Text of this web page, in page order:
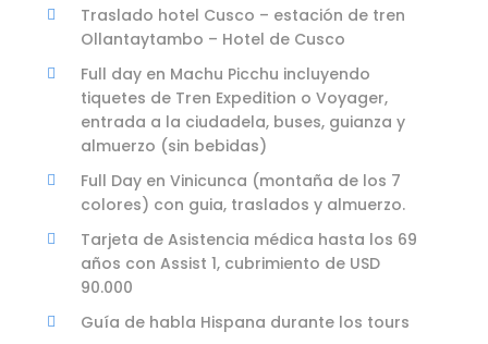
Traslado hotel Cusco – estación de tren
Ollantaytambo – Hotel de Cusco
Full day en Machu Picchu incluyendo
tiquetes de Tren Expedition o Voyager,
entrada a la ciudadela, buses, guianza y
almuerzo (sin bebidas)
Full Day en Vinicunca (montaña de los 7
colores) con guia, traslados y almuerzo.
Tarjeta de Asistencia médica hasta los 69
años con Assist 1, cubrimiento de USD
90.000
Guía de habla Hispana durante los tours